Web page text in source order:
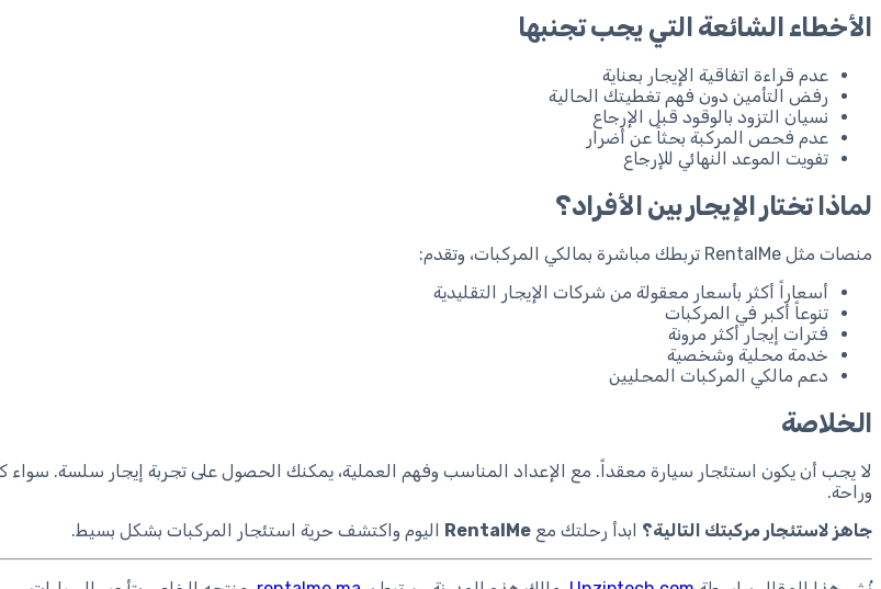
الأخطاء الشائعة التي يجب تجنبها
عدم قراءة اتفاقية الإيجار بعناية
رفض التأمين دون فهم تغطيتك الحالية
نسيان التزود بالوقود قبل الإرجاع
عدم فحص المركبة بحثاً عن أضرار
تفويت الموعد النهائي للإرجاع
لماذا تختار الإيجار بين الأفراد؟
منصات مثل RentalMe تربطك مباشرة بمالكي المركبات، وتقدم:
أسعاراً أكثر بأسعار معقولة من شركات الإيجار التقليدية
تنوعاً أكبر في المركبات
فترات إيجار أكثر مرونة
خدمة محلية وشخصية
دعم مالكي المركبات المحليين
الخلاصة
لا يجب أن يكون استئجار سيارة معقداً. مع الإعداد المناسب وفهم العملية، يمكنك الحصول على تجربة إيجار سلسة. سواء
وراحة.
جاهز لاستئجار مركبتك التالية؟ ابدأ رحلتك مع RentalMe اليوم واكتشف حرية استئجار المركبات بشكل بسيط.